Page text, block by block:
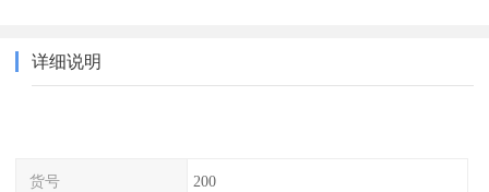
详细说明
货号 200